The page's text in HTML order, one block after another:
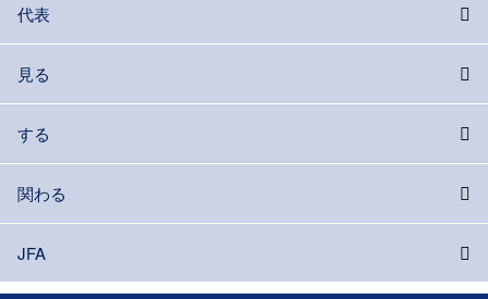
代表
見る
する
関わる
JFA